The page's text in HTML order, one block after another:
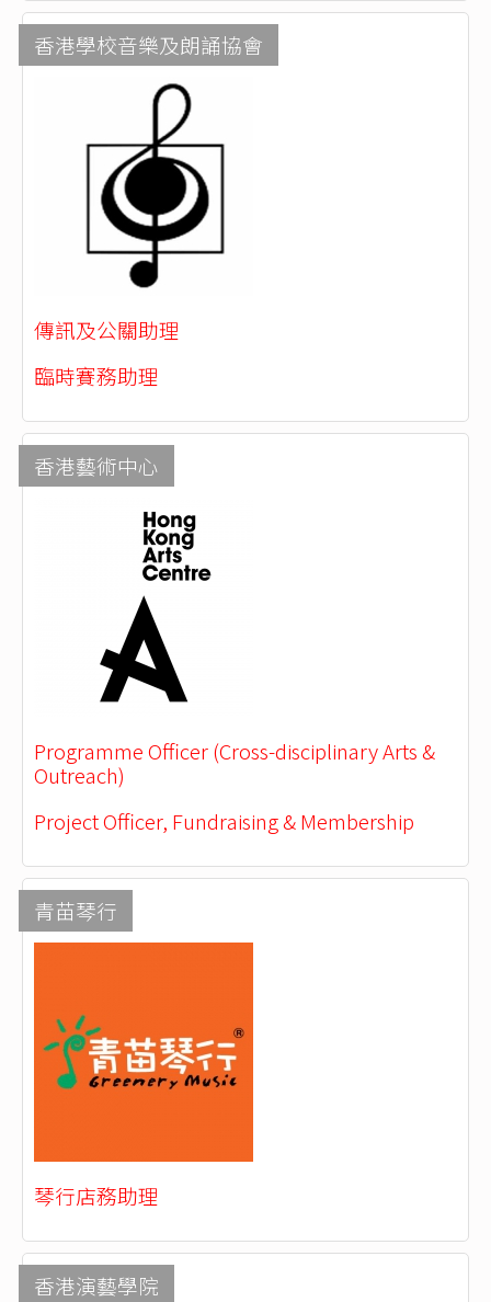
香港學校音樂及朗誦協會
傳訊及公關助理
臨時賽務助理
香港藝術中心
Programme Officer (Cross-disciplinary Arts &
Outreach)
Project Officer, Fundraising & Membership
青苗琴行
琴行店務助理
香港演藝學院